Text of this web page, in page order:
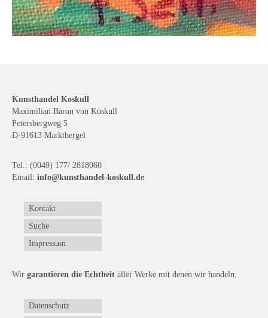
Kunsthandel Koskull
Maximilian Baron von Koskull
Petersbergweg 5
D-91613 Marktbergel
Tel.: (0049) 177/ 2818060
Email: info@kunsthandel-koskull.de
Kontakt
Suche
Impressum
Wir garantieren die Echtheit aller Werke mit denen wir handeln.
Datenschutz